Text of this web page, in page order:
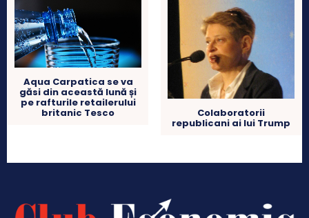
Aqua Carpatica se va
găsi din această lună și
pe rafturile retailerului
britanic Tesco Colaboratorii
republicani ai lui Trump